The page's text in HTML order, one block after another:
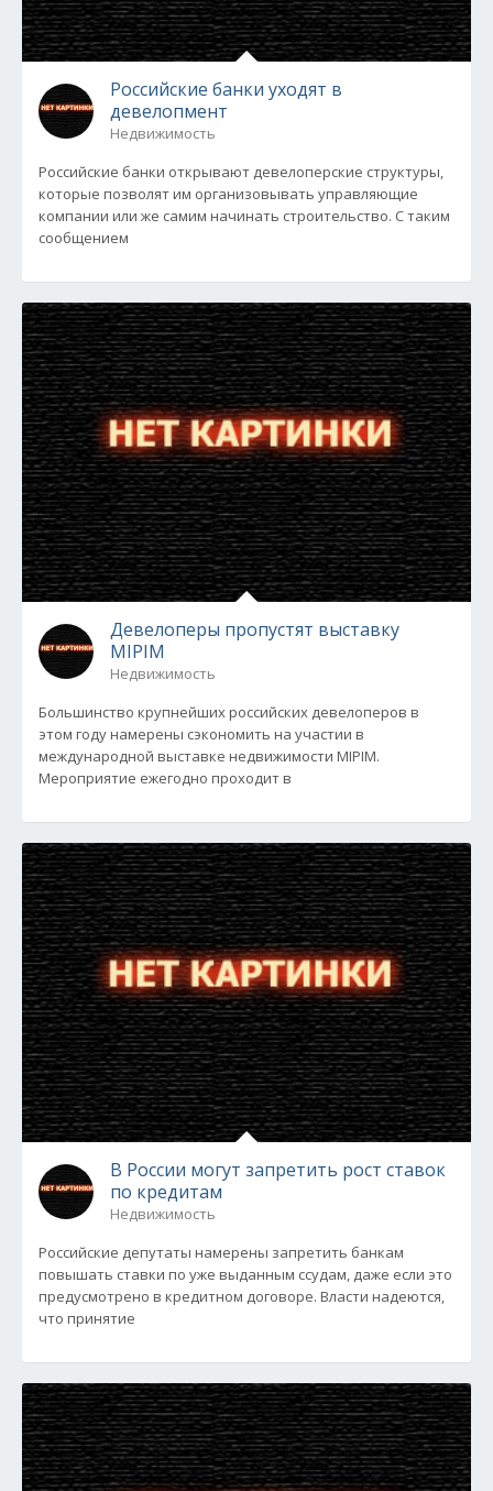
Российские банки уходят в
девелопмент
Недвижимость
Российские банки открывают девелоперские структуры,
которые позволят им организовывать управляющие
компании или же самим начинать строительство. С таким
сообщением
Девелоперы пропустят выставку
MIPIM
Недвижимость
Большинство крупнейших российских девелоперов в
этом году намерены сэкономить на участии в
международной выставке недвижимости MIPIM.
Мероприятие ежегодно проходит в
В России могут запретить рост ставок
по кредитам
Недвижимость
Российские депутаты намерены запретить банкам
повышать ставки по уже выданным ссудам, даже если это
предусмотрено в кредитном договоре. Власти надеются,
что принятие